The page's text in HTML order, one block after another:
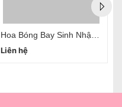
Hoa Bóng Bay Sinh Nhật Đẹp Tại Hà Nội Mẫu 01
Liên hệ